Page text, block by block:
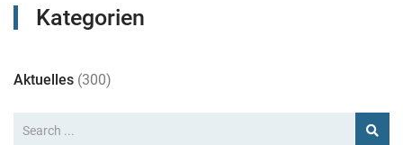
Kategorien
Aktuelles (300)